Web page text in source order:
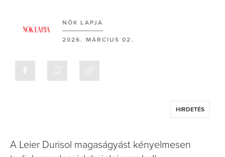
NŐK LAPJA
2026. MÁRCIUS 02.
HIRDETÉS
A Leier Durisol magaságyást kényelmesen